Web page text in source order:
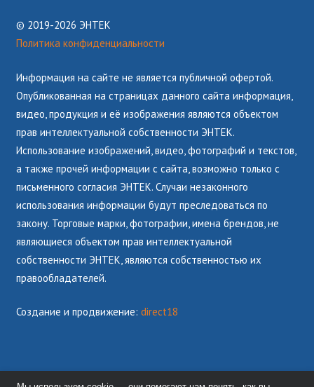
© 2019-2026 ЭНТЕК
Политика конфиденциальности
Информация на сайте не является публичной офертой.
Опубликованная на страницах данного сайта информация,
видео, продукция и её изображения являются объектом
прав интеллектуальной собственности ЭНТЕК.
Использование изображений, видео, фотографий и текстов,
а также прочей информации с сайта, возможно только с
письменного согласия ЭНТЕК. Случаи незаконного
использования информации будут преследоваться по
закону. Торговые марки, фотографии, имена брендов, не
являющиеся объектом прав интеллектуальной
собственности ЭНТЕК, являются собственностью их
правообладателей.
Создание и продвижение: direct18